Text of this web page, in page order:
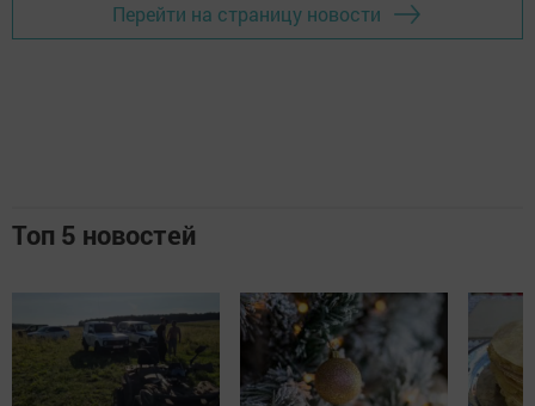
Перейти на страницу новости
Топ 5 новостей